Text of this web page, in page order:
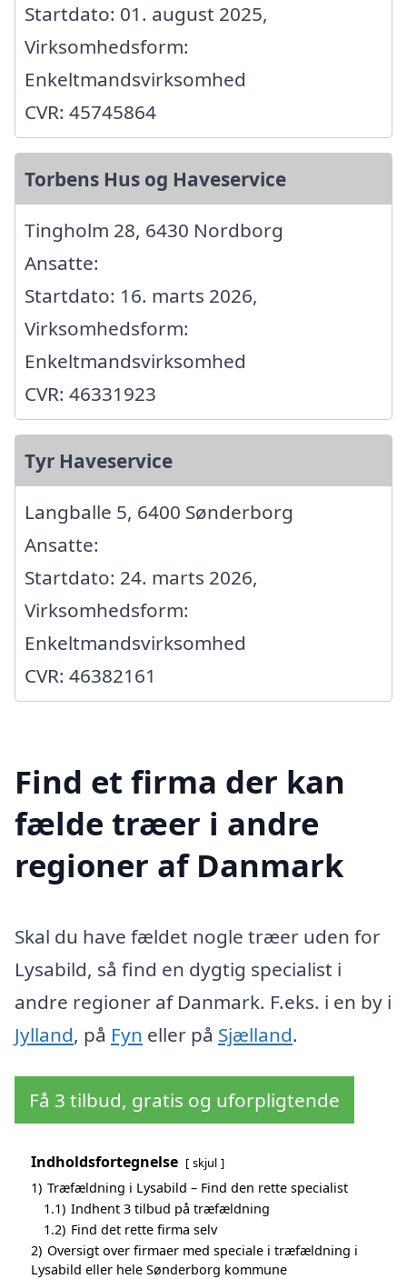
Startdato: 01. august 2025,
Virksomhedsform:
Enkeltmandsvirksomhed
CVR: 45745864
Torbens Hus og Haveservice
Tingholm 28, 6430 Nordborg
Ansatte:
Startdato: 16. marts 2026,
Virksomhedsform:
Enkeltmandsvirksomhed
CVR: 46331923
Tyr Haveservice
Langballe 5, 6400 Sønderborg
Ansatte:
Startdato: 24. marts 2026,
Virksomhedsform:
Enkeltmandsvirksomhed
CVR: 46382161
Find et firma der kan
fælde træer i andre
regioner af Danmark
Skal du have fældet nogle træer uden for
Lysabild, så find en dygtig specialist i
andre regioner af Danmark. F.eks. i en by i
Jylland, på Fyn eller på Sjælland.
Få 3 tilbud, gratis og uforpligtende
Indholdsfortegnelse skjul
1) Træfældning i Lysabild – Find den rette specialist
1.1) Indhent 3 tilbud på træfældning
1.2) Find det rette firma selv
2) Oversigt over firmaer med speciale i træfældning i
Lysabild eller hele Sønderborg kommune